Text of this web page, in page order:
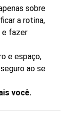
sobre
a rotina,
e fazer
e espaço,
ao se
você.